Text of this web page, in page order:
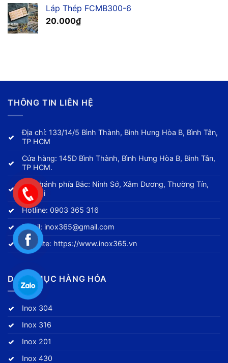
Láp Thép FCMB300-6
20.000₫
THÔNG TIN LIÊN HỆ
Địa chỉ: 133/14/5 Bình Thành, Bình Hưng Hòa B, Bình Tân,
TP HCM
Cửa hàng: 145D Bình Thành, Bình Hưng Hòa B, Bình Tân,
TP HCM.
Chi nhánh phía Bắc: Ninh Sở, Xâm Dương, Thường Tín,
Hà Nội
Hotline:0903 365 316
Email: inox365@gmail.com
Website: https://www.inox365.vn
DANH MỤC HÀNG HÓA
Inox 304
Inox 316
Inox 201
Inox 430